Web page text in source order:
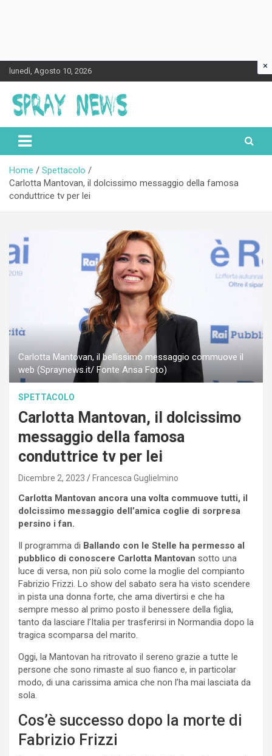
Skip
to
content
lunedì, Agosto 10, 2026
Spraynews.it
Home
Spettacolo
Carlotta Mantovan, il dolcissimo messaggio della famosa
conduttrice tv per lei
Carlotta Mantovan, il bellissimo messaggio commuove il
web (Spraynews.it/ Fonte Ansa Foto)
SPETTACOLO
Carlotta Mantovan, il dolcissimo
messaggio della famosa
conduttrice tv per lei
Dicembre 2, 2023 Francesca Guglielmino
Carlotta Mantovan ancora una volta commuove tutti, il
dolcissimo messaggio dell’amica coglie di sorpresa
persino i fan.
Il programma di Ballando con le Stelle ha permesso al
pubblico di conoscere Carlotta Mantovan sotto una
luce di versa, non più solo come la moglie del compianto
Fabrizio Frizzi. Lo show del sabato sera ha visto scendere
in pista una donna forte, che ama divertirsi e che ha
sempre messo al primo posto il benessere della figlia,
tanto da lasciare l’Italia per trasferirsi in Normandia dopo la
tragica scomparsa del marito.
Oggi, la Mantovan ha ritrovato il sereno grazie a tutte le
persone che sono rimaste al suo fianco e, in particolar
modo, di una carissima amica che non l’ha mai lasciata da
sola.
Cos’è successo dopo la morte di
Fabrizio Frizzi
×